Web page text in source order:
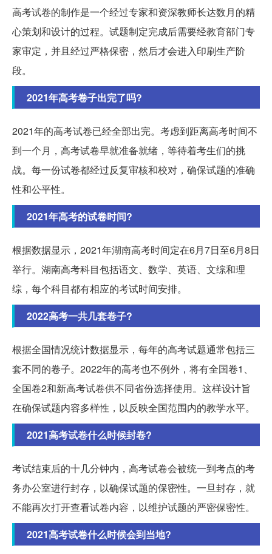
高考试卷的制作是一个经过专家和资深教师长达数月的精
心策划和设计的过程。试题制定完成后需要经教育部门专
家审定，并且经过严格保密，然后才会进入印刷生产阶
段。
2021年高考卷子出完了吗?
2021年的高考试卷已经全部出完。考虑到距离高考时间不
到一个月，高考试卷早就准备就绪，等待着考生们的挑
战。每一份试卷都经过反复审核和校对，确保试题的准确
性和公平性。
2021年高考的试卷时间?
根据数据显示，2021年湖南高考时间定在6月7日至6月8日
举行。湖南高考科目包括语文、数学、英语、文综和理
综，每个科目都有相应的考试时间安排。
2022高考一共几套卷子?
根据全国情况统计数据显示，每年的高考试题通常包括三
套不同的卷子。2022年的高考也不例外，将有全国卷1、
全国卷2和新高考试卷供不同省份选择使用。这样设计旨
在确保试题内容多样性，以反映全国范围内的教学水平。
2021高考试卷什么时候封卷?
考试结束后的十几分钟内，高考试卷会被统一到考点的考
务办公室进行封存，以确保试题的保密性。一旦封存，就
不能再次打开查看试卷内容，以维护试题的严密保密性。
2021高考试卷什么时候会到当地?